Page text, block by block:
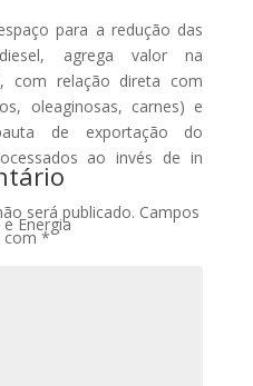
para a redução das
agrega valor na
com relação direta com
oleaginosas, carnes) e
de exportação do
ao invés de in
Energia
será publicado. Campos
com*